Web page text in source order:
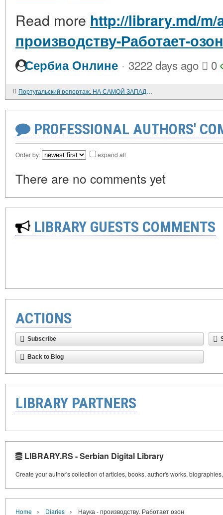
Read more http://library.md/
производству-Работает-озон
Сербиа Онлине · 3222 days ago 0
Португальский репортаж. НА САМОЙ ЗАПАДНОЙ ТОЧКЕ ЕВРОПЫ
PROFESSIONAL AUTHORS'
Order by: expand all
There are no comments yet
LIBRARY GUESTS COMMENTS
ACTIONS
Subscribe
Back to Blog
LIBRARY PARTNERS
LIBRARY.RS - Serbian Digital Library
Create your author's collection of articles, books, author's works,
Home › Diaries › Наука - производству. Работает озон